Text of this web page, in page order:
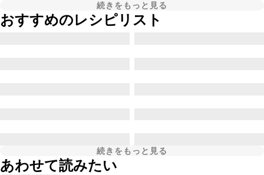
続きをもっと見る
おすすめのレシピリスト
続きをもっと見る
あわせて読みたい